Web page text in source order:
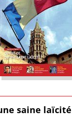
saine